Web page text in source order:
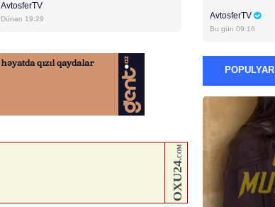
AvtosferTV
Dünən 19:29 AvtosferTV
Bu gün 09:16
POPULYAR